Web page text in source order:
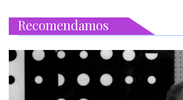
Recomendamos